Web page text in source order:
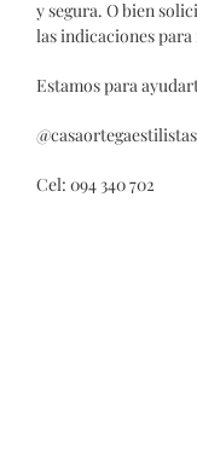
y segura. O bien
las indicaciones
Estamos para
@casaortegaestilistas
Cel: 094 340 702